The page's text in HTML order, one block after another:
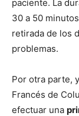
paciente. La
30 a 50
retirada de los
problemas.
Por otra parte,
Francés de
efectuar una